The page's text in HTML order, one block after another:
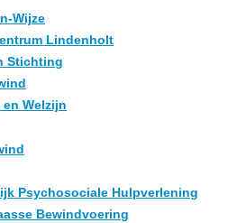
Wijze
Lindenholt
Stichting
Welzijn
Psychosociale Hulpverlening
Bewindvoering